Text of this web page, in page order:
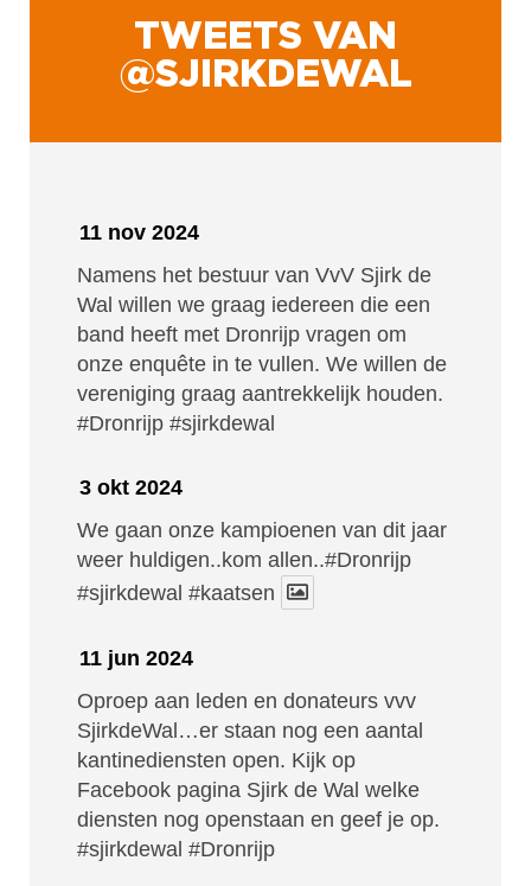
TWEETS VAN
@SJIRKDEWAL
11 nov 2024
Namens het bestuur van VvV Sjirk de
Wal willen we graag iedereen die een
band heeft met Dronrijp vragen om
onze enquête in te vullen. We willen de
vereniging graag aantrekkelijk houden.
#Dronrijp #sjirkdewal
3 okt 2024
We gaan onze kampioenen van dit jaar
weer huldigen..kom allen..#Dronrijp
#sjirkdewal #kaatsen
11 jun 2024
Oproep aan leden en donateurs vvv
SjirkdeWal…er staan nog een aantal
kantinediensten open. Kijk op
Facebook pagina Sjirk de Wal welke
diensten nog openstaan en geef je op.
#sjirkdewal #Dronrijp